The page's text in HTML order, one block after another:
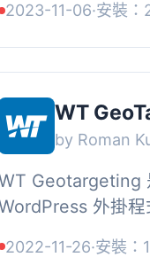
Targetly傳送內容
2023-11-06·安裝：
WT
by Roman
Geotargeting
外掛
位。, 地理位置定
2022-11-26·安裝：